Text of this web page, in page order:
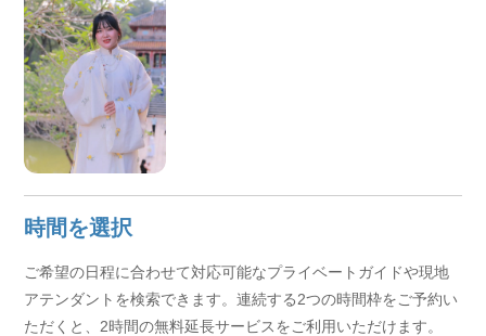
時間を選択
ご希望の日程に合わせて対応可能なプライベートガイドや現地
アテンダントを検索できます。連続する2つの時間枠をご予約い
ただくと、2時間の無料延長サービスをご利用いただけます。